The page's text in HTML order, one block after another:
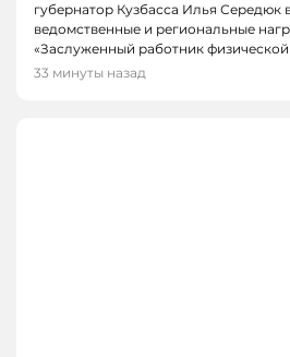
губернатор Кузбасса Илья Середюк
ведомственные и региональные
«Заслуженный работник физической
33 минуты назад